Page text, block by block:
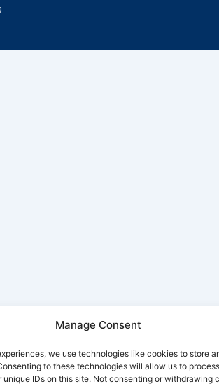
Manage Consent
we use technologies like cookies to store
to these technologies will allow us to
unique IDs on this site. Not consenting or withdrawing